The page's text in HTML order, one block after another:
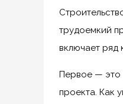
трудоемкий
включает ряд
Первое — это
проекта. Как